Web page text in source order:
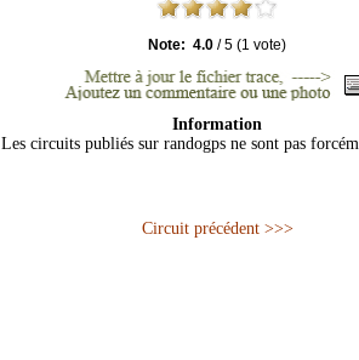
Note: 4.0 /5 (1 vote)
Information
Les circuits publiés sur randogps ne sont pas
Circuit précédent >>>